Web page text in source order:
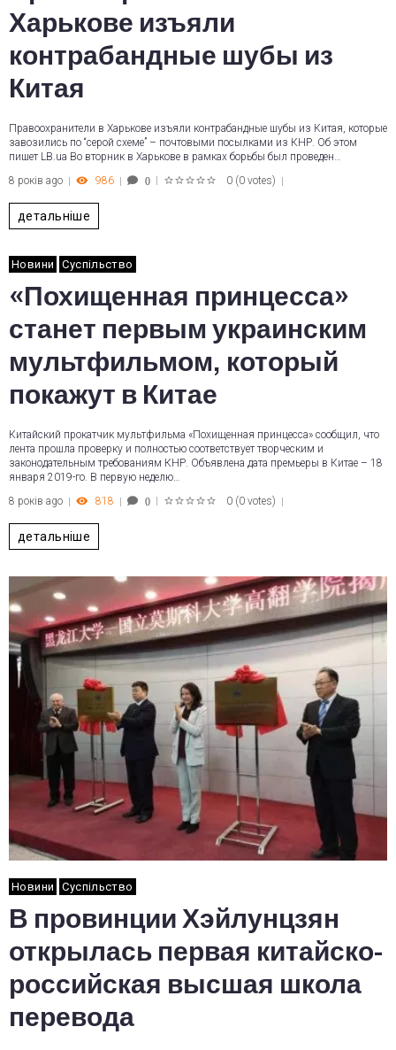
Харькове изъяли
контрабандные шубы из
Китая
Правоохранители в Харькове изъяли контрабандные шубы из Китая, которые
завозились по “серой схеме” – почтовыми посылками из КНР. Об этом
пишет LB.ua Во вторник в Харькове в рамках борьбы был проведен…
8 років ago
986 0 0 (0 votes)
детальніше
Новини Суспільство
«Похищенная принцесса»
станет первым украинским
мультфильмом, который
покажут в Китае
Китайский прокатчик мультфильма «Похищенная принцесса» сообщил, что
лента прошла проверку и полностью соответствует творческим и
законодательным требованиям КНР. Объявлена дата премьеры в Китае – 18
января 2019-го. В первую неделю…
8 років ago
818 0 0 (0 votes)
детальніше
Новини Суспільство
В провинции Хэйлунцзян
открылась первая китайско-
российская высшая школа
перевода